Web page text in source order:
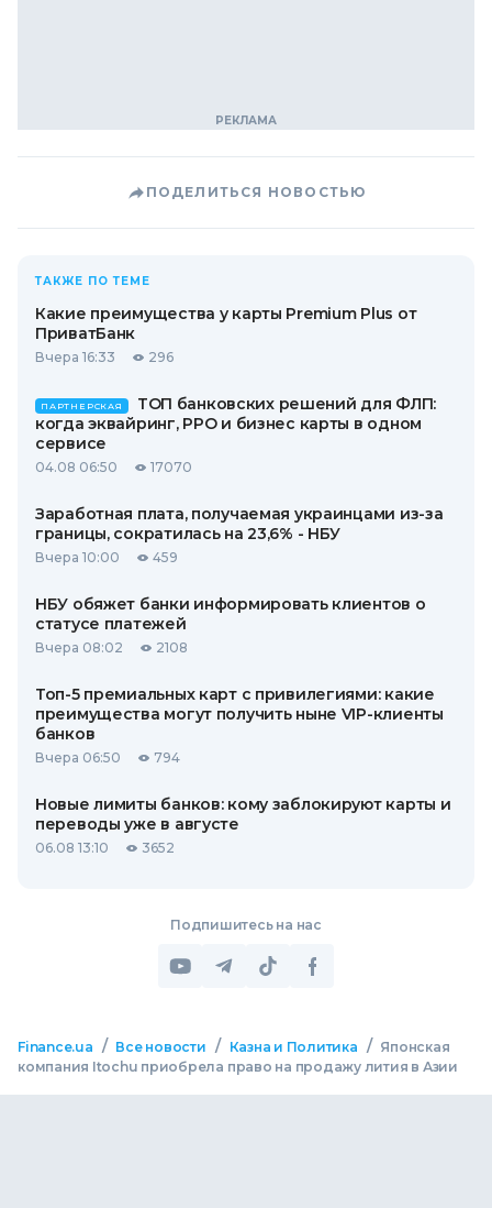
ПОДЕЛИТЬСЯ НОВОСТЬЮ
ТАКЖЕ ПО ТЕМЕ
Какие преимущества у карты Premium Plus от
ПриватБанк
Вчера 16:33 296
ПАРТНЕРСКАЯ
ТОП банковских решений для ФЛП:
когда эквайринг, РРО и бизнес карты в одном
сервисе
04.08 06:50 17070
Заработная плата, получаемая украинцами из-за
границы, сократилась на 23,6% - НБУ
Вчера 10:00 459
НБУ обяжет банки информировать клиентов о
статусе платежей
Вчера 08:02 2108
Топ-5 премиальных карт с привилегиями: какие
преимущества могут получить ныне VIP-клиенты
банков
Вчера 06:50 794
Новые лимиты банков: кому заблокируют карты и
переводы уже в августе
06.08 13:10 3652
Подпишитесь на нас
Finance.ua / Все новости / Казна и Политика / Японская
компания Itochu приобрела право на продажу лития в Азии